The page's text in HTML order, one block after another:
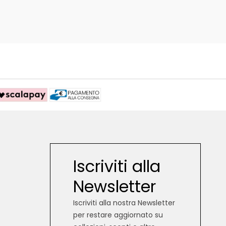
Iscriviti alla
Newsletter
Iscriviti alla nostra Newsletter
per restare aggiornato su